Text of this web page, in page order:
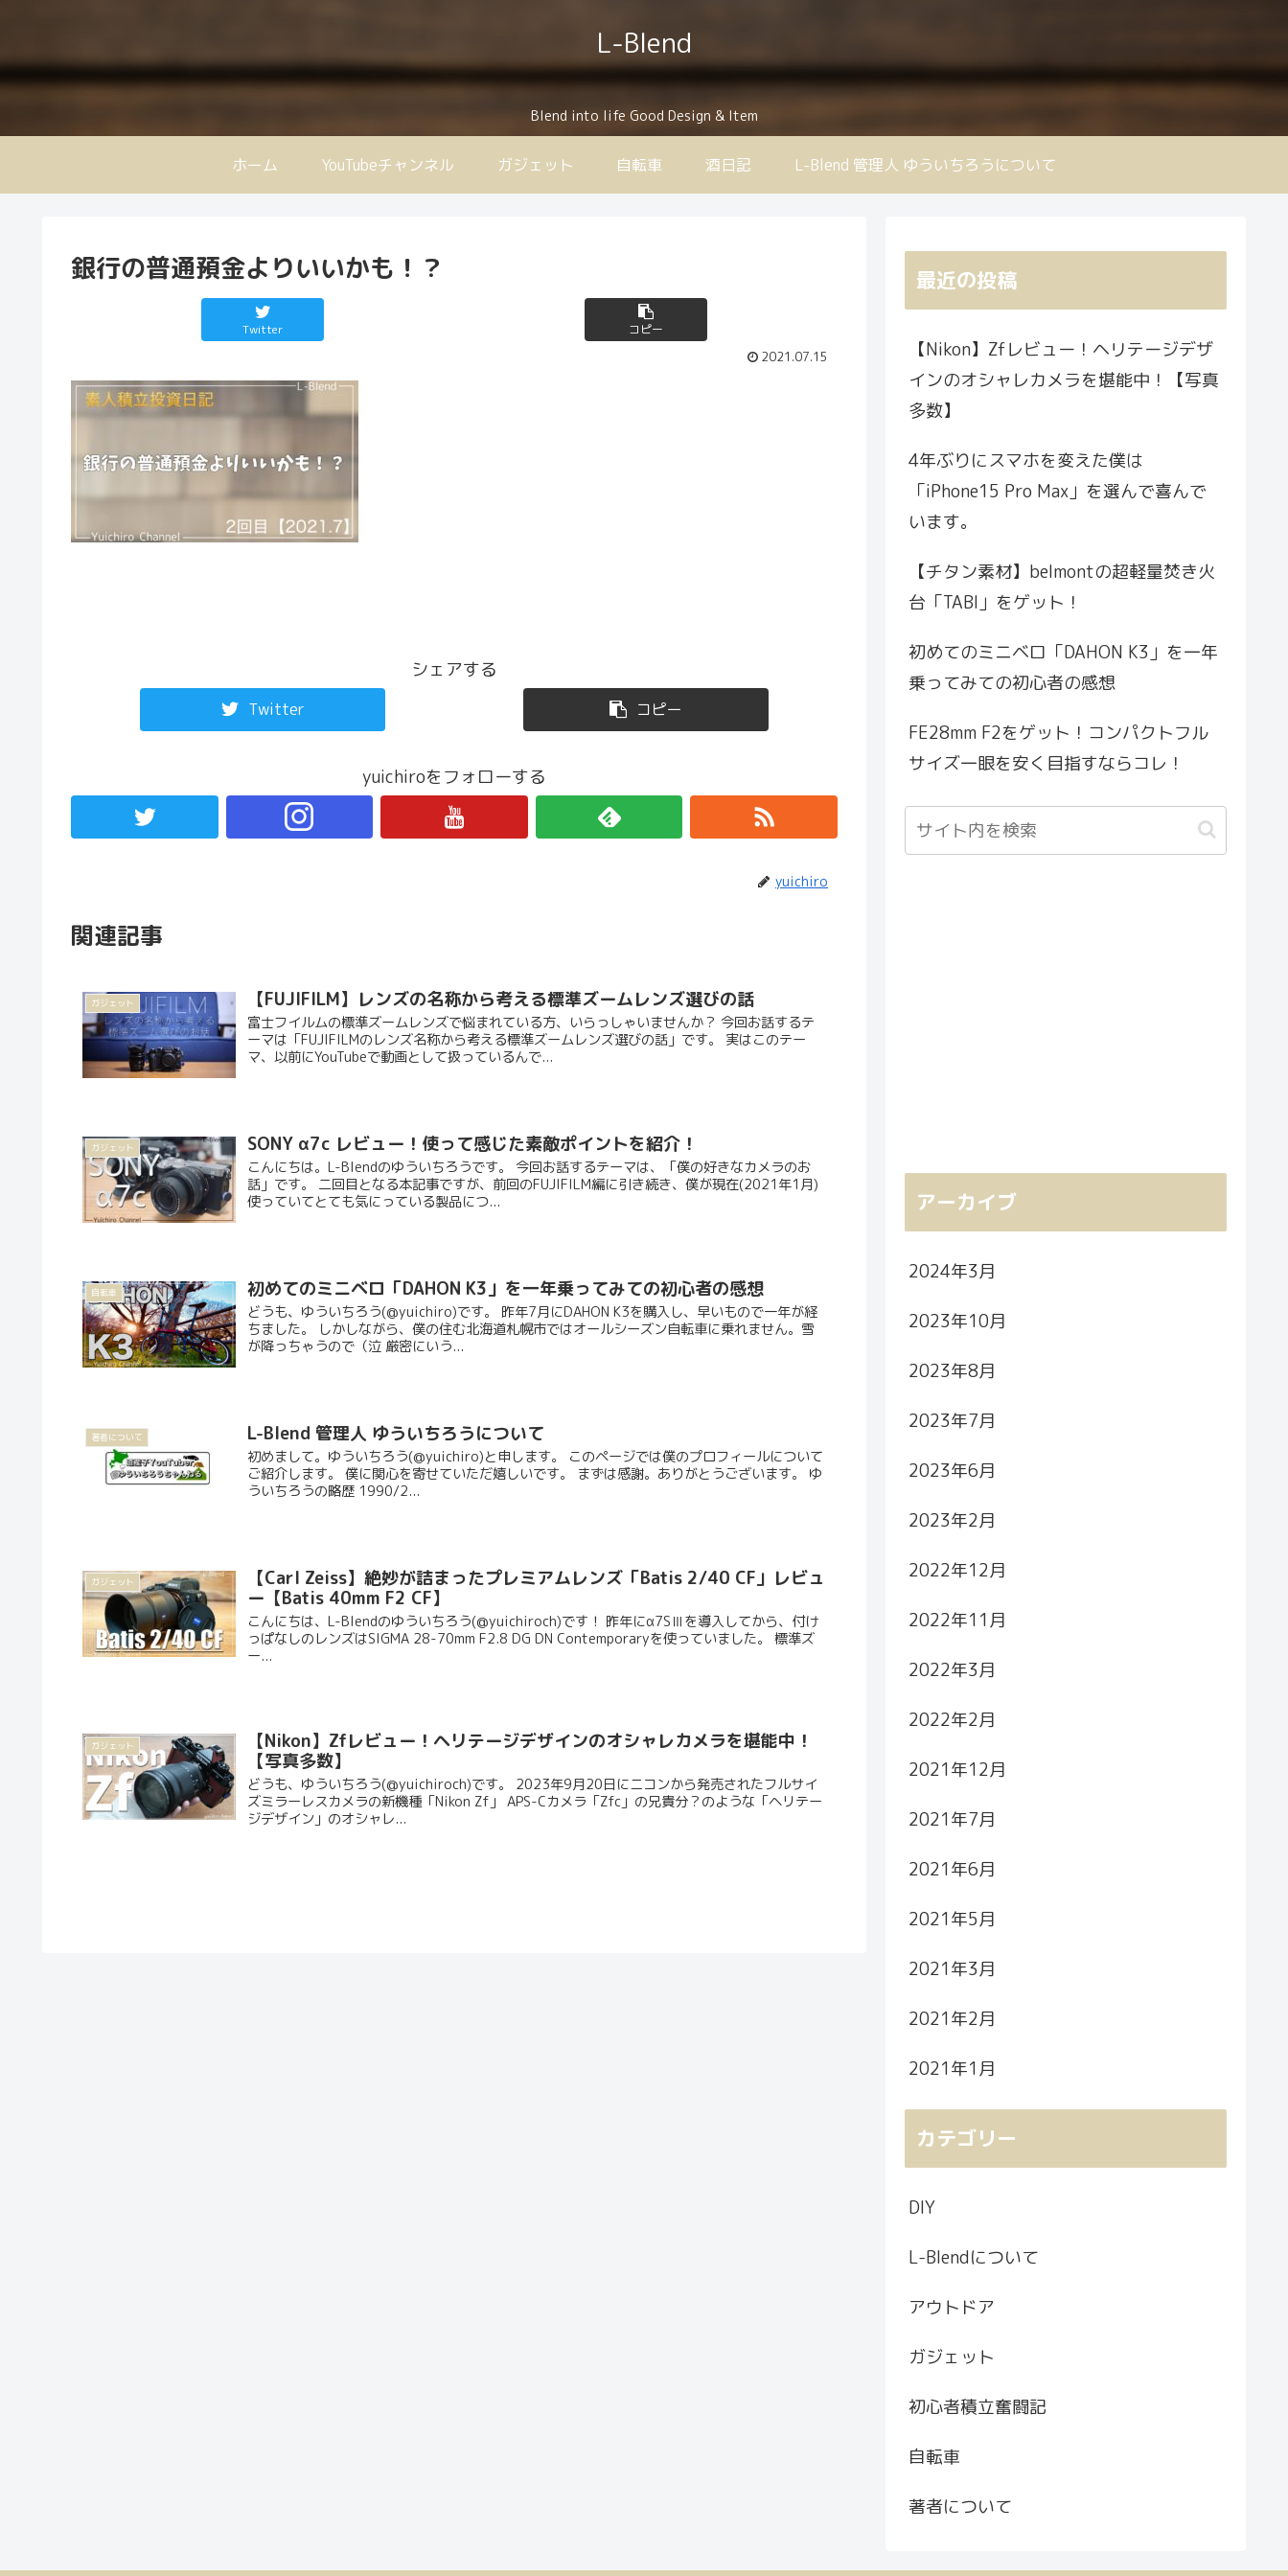
L-Blend
Blend into life Good Design & Item
ホーム YouTubeチャンネル ガジェット 自転車 酒日記 L-Blend 管理人 ゆういちろうについて
銀行の普通預金よりいいかも！？
Twitter コピー
2021.07.15
シェアする
Twitter コピー
yuichiroをフォローする
yuichiro
関連記事
ガジェット 【FUJIFILM】レンズの名称から考える標準ズームレンズ選びの話
富士フイルムの標準ズームレンズで悩まれている方、いらっしゃいませんか？ 今回お話するテ
ーマは「FUJIFILMのレンズ名称から考える標準ズームレンズ選びの話」です。 実はこのテー
マ、以前にYouTubeで動画として扱っているんで...
ガジェット SONY α7c レビュー！使って感じた素敵ポイントを紹介！
こんにちは。L-Blendのゆういちろうです。 今回お話するテーマは、「僕の好きなカメラのお
話」です。 二回目となる本記事ですが、前回のFUJIFILM編に引き続き、僕が現在(2021年1月)
使っていてとても気にっている製品につ...
自転車 初めてのミニベロ「DAHON K3」を一年乗ってみての初心者の感想
どうも、ゆういちろう(@yuichiro)です。 昨年7月にDAHON K3を購入し、早いもので一年が経
ちました。 しかしながら、僕の住む北海道札幌市ではオールシーズン自転車に乗れません。雪
が降っちゃうので（泣 厳密にいう...
著者について L-Blend 管理人 ゆういちろうについて
初めまして。ゆういちろう(@yuichiro)と申します。 このページでは僕のプロフィールについて
ご紹介します。 僕に関心を寄せていただ嬉しいです。 まずは感謝。ありがとうございます。 ゆ
ういちろうの略歴 1990/2...
ガジェット
【Carl Zeiss】絶妙が詰まったプレミアムレンズ「Batis 2/40 CF」レビュ
ー【Batis 40mm F2 CF】
こんにちは、L-Blendのゆういちろう(@yuichiroch)です！ 昨年にα7SⅢを導入してから、付け
っぱなしのレンズはSIGMA 28-70mm F2.8 DG DN Contemporaryを使っていました。 標準ズ
ー...
ガジェット
【Nikon】Zfレビュー！ヘリテージデザインのオシャレカメラを堪能中！
【写真多数】
どうも、ゆういちろう(@yuichiroch)です。 2023年9月20日にニコンから発売されたフルサイ
ズミラーレスカメラの新機種「Nikon Zf」 APS-Cカメラ「Zfc」の兄貴分？のような「ヘリテー
ジデザイン」のオシャレ...
最近の投稿
【Nikon】Zfレビュー！ヘリテージデザ
インのオシャレカメラを堪能中！【写真
多数】
4年ぶりにスマホを変えた僕は
「iPhone15 Pro Max」を選んで喜んで
います。
【チタン素材】belmontの超軽量焚き火
台「TABI」をゲット！
初めてのミニベロ「DAHON K3」を一年
乗ってみての初心者の感想
FE28mm F2をゲット！コンパクトフル
サイズ一眼を安く目指すならコレ！
アーカイブ
2024年3月
2023年10月
2023年8月
2023年7月
2023年6月
2023年2月
2022年12月
2022年11月
2022年3月
2022年2月
2021年12月
2021年7月
2021年6月
2021年5月
2021年3月
2021年2月
2021年1月
カテゴリー
DIY
L-Blendについて
アウトドア
ガジェット
初心者積立奮闘記
自転車
著者について